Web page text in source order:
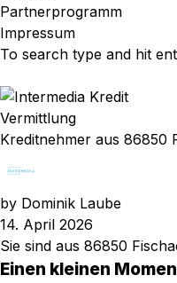
Menu
Partnerprogramm
Impressum
Vermittlung
Kreditnehmer aus 86850
by Dominik Laube
14. April 2026
Sie sind aus 86850
Einen kleinen